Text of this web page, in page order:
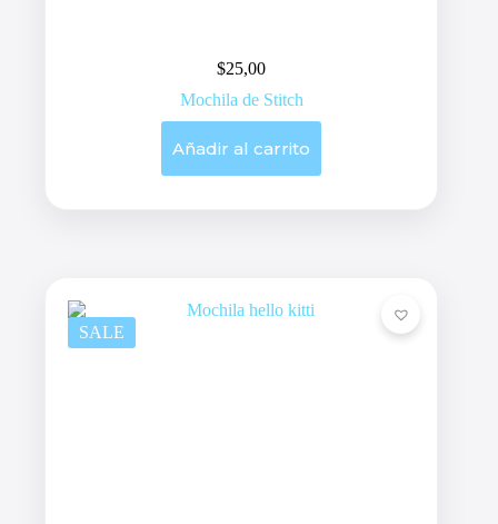
$25,00
Mochila de Stitch
Añadir al carrito
SALE